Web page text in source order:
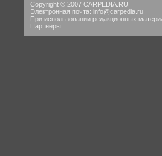
Copyright © 2007 CARPEDIA.RU
Электронная почта: info@carpedia.ru
При использовании редакционных
Партнеры: